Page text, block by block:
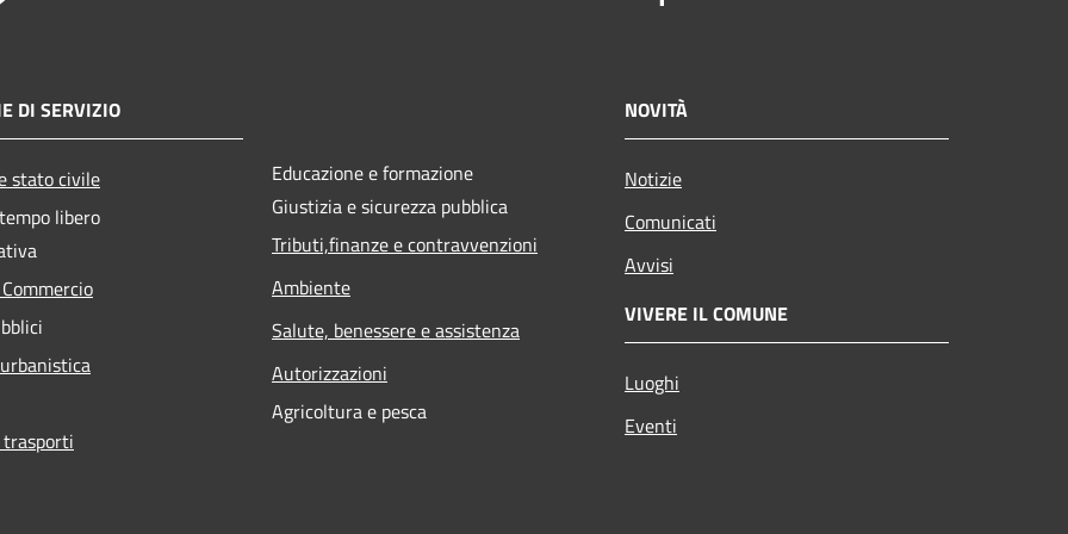
DI SERVIZIO
stato civile
libero
Educazione e formazione
Giustizia e sicurezza pubblica
Tributi,finanze e contravvenzioni
Ambiente
Salute, benessere e assistenza
Autorizzazioni
Agricoltura e pesca
NOVITÀ
Notizie
Comunicati
Avvisi
VIVERE IL COMUNE
Luoghi
Eventi